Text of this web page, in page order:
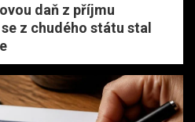
daň z příjmu
z chudého státu stal